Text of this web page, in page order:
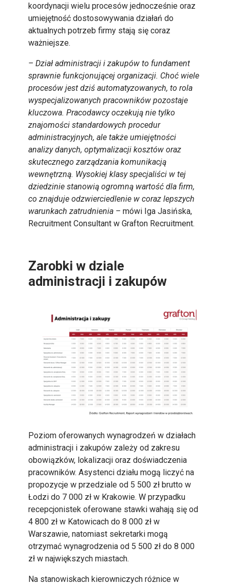
koordynacji wielu procesów jednocześnie oraz
umiejętność dostosowywania działań do
aktualnych potrzeb firmy stają się coraz
ważniejsze.
– Dział administracji i zakupów to fundament
sprawnie funkcjonującej organizacji. Choć wiele
procesów jest dziś automatyzowanych, to rola
wyspecjalizowanych pracowników pozostaje
kluczowa. Pracodawcy oczekują nie tylko
znajomości standardowych procedur
administracyjnych, ale także umiejętności
analizy danych, optymalizacji kosztów oraz
skutecznego zarządzania komunikacją
wewnętrzną. Wysokiej klasy specjaliści w tej
dziedzinie stanowią ogromną wartość dla firm,
co znajduje odzwierciedlenie w coraz lepszych
warunkach zatrudnienia – mówi Iga Jasińska,
Recruitment Consultant w Grafton Recruitment.
Zarobki w dziale
administracji i zakupów
Poziom oferowanych wynagrodzeń w działach
administracji i zakupów zależy od zakresu
obowiązków, lokalizacji oraz doświadczenia
pracowników. Asystenci działu mogą liczyć na
propozycje w przedziale od 5 500 zł brutto w
Łodzi do 7 000 zł w Krakowie. W przypadku
recepcjonistek oferowane stawki wahają się od
4 800 zł w Katowicach do 8 000 zł w
Warszawie, natomiast sekretarki mogą
otrzymać wynagrodzenia od 5 500 zł do 8 000
zł w największych miastach.
Na stanowiskach kierowniczych różnice w